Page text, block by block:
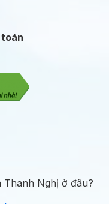
Thanh Nghị ở đâu?